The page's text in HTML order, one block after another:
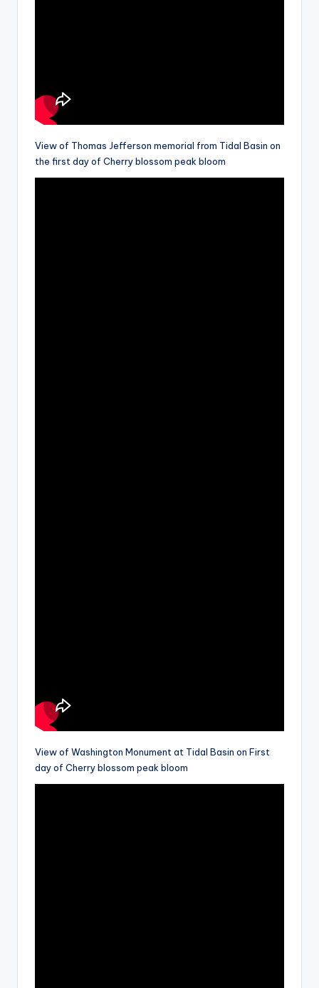
View of Thomas Jefferson memorial from Tidal Basin on
the first day of Cherry blossom peak bloom
View of Washington Monument at Tidal Basin on First
day of Cherry blossom peak bloom